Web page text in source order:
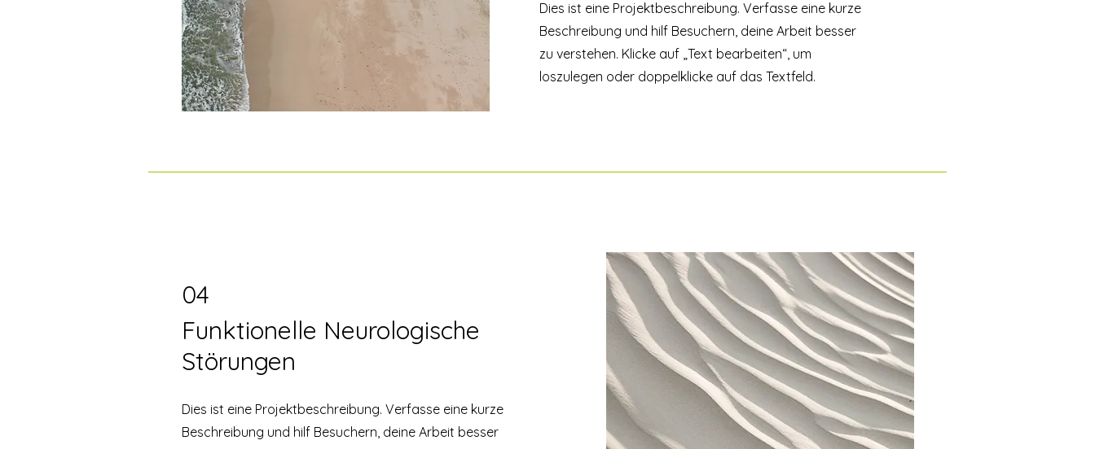
Dies ist eine Projektbeschreibung. Verfasse eine kurze
Beschreibung und hilf Besuchern, deine Arbeit besser
zu verstehen. Klicke auf „Text bearbeiten“, um
loszulegen oder doppelklicke auf das Textfeld.
04
Funktionelle Neurologische
Störungen
Dies ist eine Projektbeschreibung. Verfasse eine kurze
Beschreibung und hilf Besuchern, deine Arbeit besser